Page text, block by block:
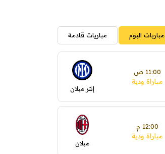
مباريات اليوم مباريات قادمة
11:00 ص
مباراة ودية
إنتر ميلان
12:00 م
مباراة ودية
ميلان